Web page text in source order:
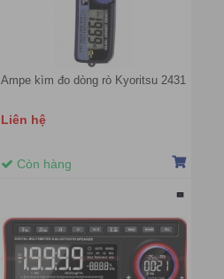
Ampe kìm đo dòng rò Kyoritsu 2431
Liên hệ
Còn hàng